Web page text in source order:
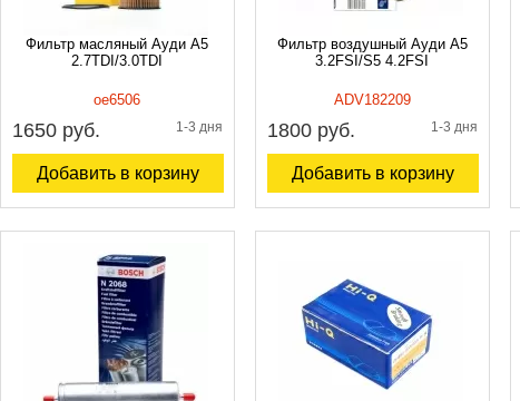
Фильтр масляный Ауди A5
2.7TDI/3.0TDI
oe6506
1650 руб. 1-3 дня
Добавить в корзину
Фильтр воздушный Ауди A5
3.2FSI/S5 4.2FSI
ADV182209
1800 руб. 1-3 дня
Добавить в корзину